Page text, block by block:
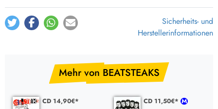
Sicherheits- und
Herstellerinformationen
Mehr von BEATSTEAKS
CD 14,90€* CD 11,50€*